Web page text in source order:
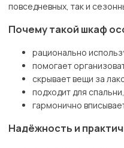
повседневных, так и
Почему такой шкаф
рационально
помогает
скрывает вещи за
подходит для
гармонично
Надёжность и